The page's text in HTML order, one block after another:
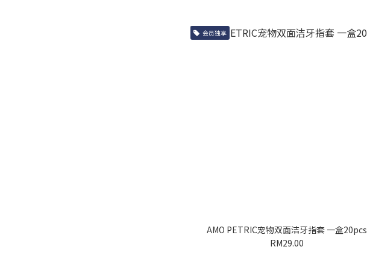
会员独享
AMO PETRIC宠物双面洁牙指套 一盒20pcs
RM29.00